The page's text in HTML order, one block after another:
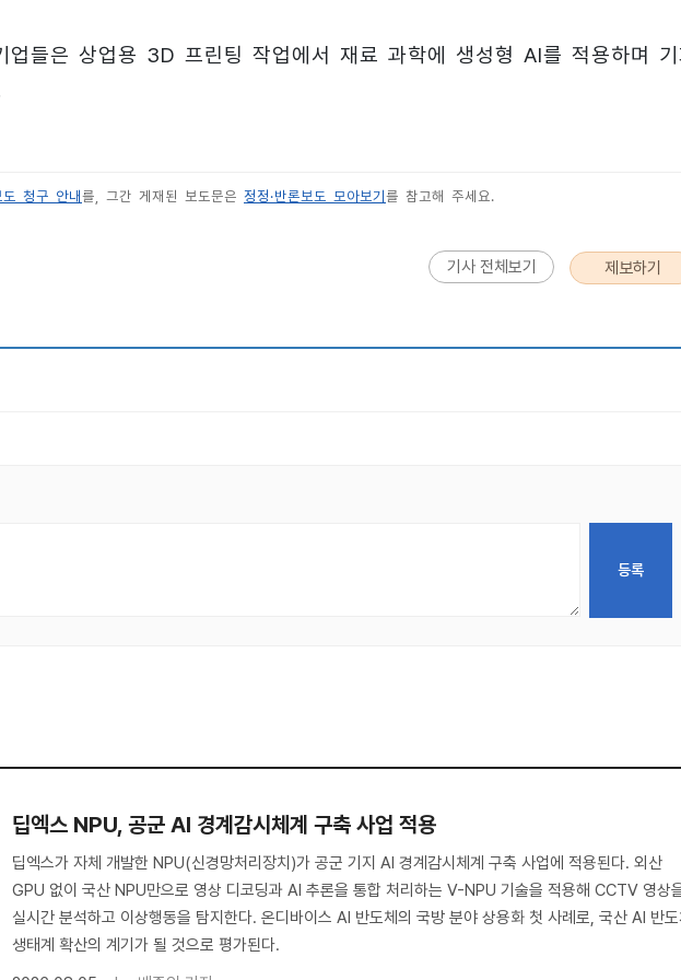
들은 상업용 3D 프린팅 작업에서 재료 과학에 생성형 AI를 적용하며
도 청구 안내를, 그간 게재된 보도문은 정정·반론보도 모아보기를 참고해 주세요.
기사 전체보기 제보하기
딥엑스 NPU, 공군 AI 경계감시체계 구축 사업 적용
딥엑스가 자체 개발한 NPU(신경망처리장치)가 공군 기지 AI 경계감시체계 구축 사업에 적용된다. 외산
GPU 없이 국산 NPU만으로 영상 디코딩과 AI 추론을 통합 처리하는 V-NPU 기술을 적용해 CCTV 영상
실시간 분석하고 이상행동을 탐지한다. 온디바이스 AI 반도체의 국방 분야 상용화 첫 사례로, 국산 AI 반
생태계 확산의 계기가 될 것으로 평가된다.